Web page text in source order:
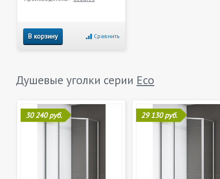
В корзину Сравнить
Душевые уголки серии Eco
30 240 руб. 29 130 руб.